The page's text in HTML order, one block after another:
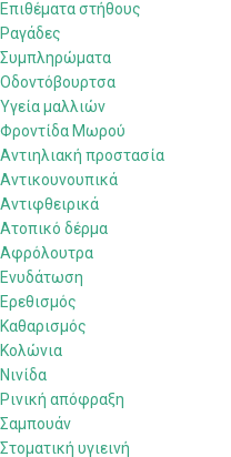
Επιθέματα στήθους
Ραγάδες
Συμπληρώματα
Οδοντόβουρτσα
Ύγεία μαλλιών
Φροντίδα Μωρού
Αντιηλιακή προστασία
Αντικουνουπικά
Αντιφθειρικά
Ατοπικό δέρμα
Αφρόλουτρα
Ενυδάτωση
Ερεθισμός
Καθαρισμός
Κολώνια
Νινίδα
Ρινική απόφραξη
Σαμπουάν
Στοματική υγιεινή